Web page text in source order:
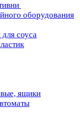
оборудования
соуса
ящики